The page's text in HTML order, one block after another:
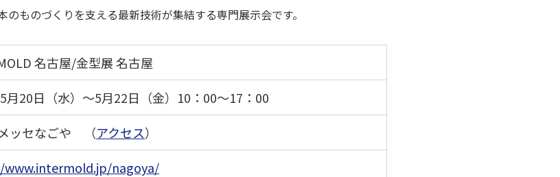
ものづくりを支える最新技術が集結する専門展示会です。
名古屋/金型展 名古屋
月20日（水）～5月22日（金）10：00～17：00
ッセなごや （アクセス）
nagoya/